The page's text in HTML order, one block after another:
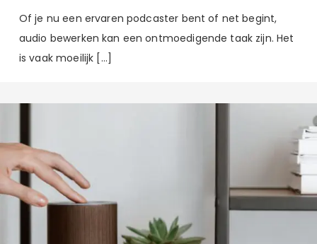
Of je nu een ervaren podcaster bent of net begint,
audio bewerken kan een ontmoedigende taak zijn. Het
is vaak moeilijk […]